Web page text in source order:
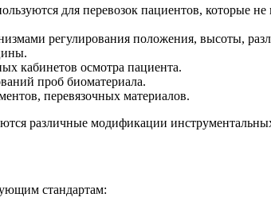
для перевозок пациентов, которые
регулирования положения, высоты,
кабинетов осмотра пациента.
проб биоматериала.
перевязочных материалов.
различные модификации
стандартам: